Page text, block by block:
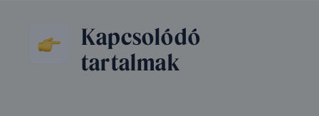
Kapcsolódó
tartalmak